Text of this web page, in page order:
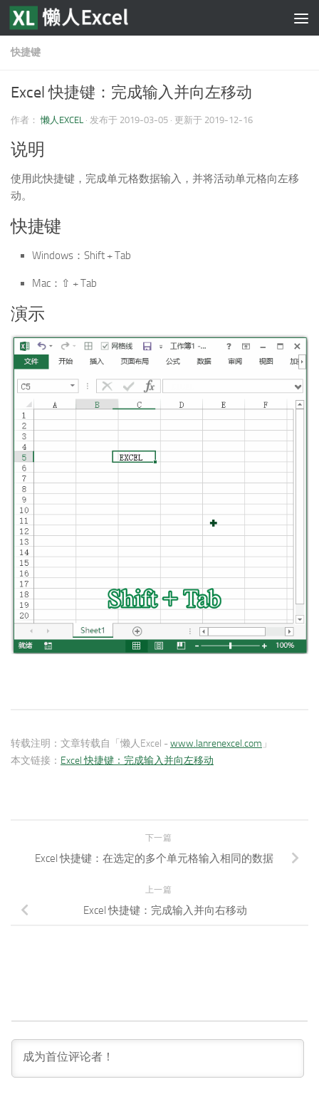
跳至内容
快捷键
Excel 快捷键：完成输入并向左移动
作者： 懒人EXCEL · 发布于 2019-03-05 · 更新于 2019-12-16
说明
使用此快捷键，完成单元格数据输入，并将活动单元格向左移
动。
快捷键
Windows：Shift + Tab
Mac：⇧ + Tab
演示
转载注明： 文章转载自「懒人Excel -www.lanrenexcel.com 」
本文链接： Excel 快捷键：完成输入并向左移动
下一篇
Excel 快捷键：在选定的多个单元格输入相同的数据
上一篇
Excel 快捷键：完成输入并向右移动